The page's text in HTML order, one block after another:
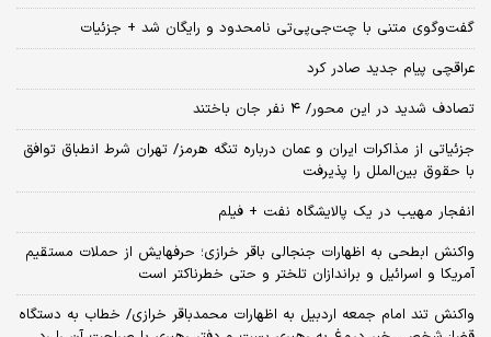
گفت‌وگوی متنی با چت‌جی‌پی‌تی نامحدود و رایگان شد + جزئیات
عراقچی پیام جدید صادر کرد
تصادف شدید در این محور/ ۴ نفر جان باختند
جزئیاتی از مذاکرات ایران و عمان درباره تنگه هرمز/ تهران شرط انطباق توافق
با حقوق بین‌الملل را پذیرفت
انفجار مهیب در یک پالایشگاه نفت + فیلم
واکنش ابطحی به اظهارات جنجالی باقر خرازی؛ حرفهایش از حملات مستقیم
آمریکا و اسرائیل و براندازان تلختر و حتی خطرناکتر است
واکنش تند امام جمعه اردبیل به اظهارات محمدباقر خرازی/ خطاب به دستگاه